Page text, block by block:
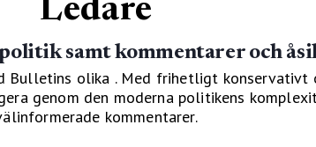
Ledare
samt kommentarer och
Bulletins olika . Med frihetligt konservativt
genom den moderna politikens
kommentarer.